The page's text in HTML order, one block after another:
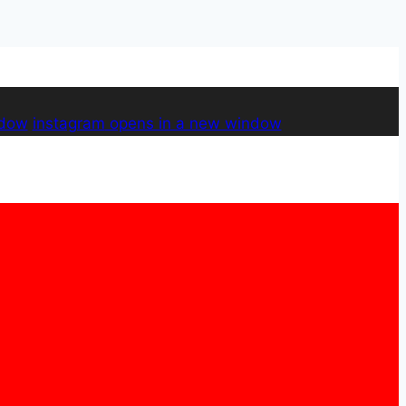
instagram opens in a new window